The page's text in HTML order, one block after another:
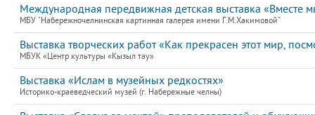
Международная передвижная детская выставка «Вместе
МБУ "Набережночелнинская картинная галерея имени Г.М.Хакимовой"
Выставка творческих работ «Как прекрасен этот мир,
МБУК «Центр культуры «Кызыл тау»
Выставка «Ислам в музейных редкостях»
Историко-краеведческий музей (г. Набережные челны)